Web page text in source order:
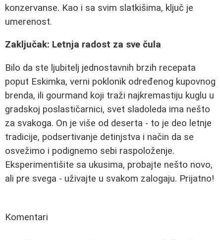
konzervanse. Kao i sa svim slatkišima, ključ je
umerenost.
Zaključak: Letnja radost za sve čula
Bilo da ste ljubitelj jednostavnih brzih recepata
poput Eskimka, verni poklonik određenog kupovnog
brenda, ili gourmand koji traži najkremastiju kuglu u
gradskoj poslastičarnici, svet sladoleda ima nešto
za svakoga. On je više od deserta - to je deo letnje
tradicije, podsertivanje detinjstva i način da se
osvežimo i podignemo sebi raspoloženje.
Eksperimentišite sa ukusima, probajte nešto novo,
ali pre svega - uživajte u svakom zalogaju. Prijatno!
Komentari